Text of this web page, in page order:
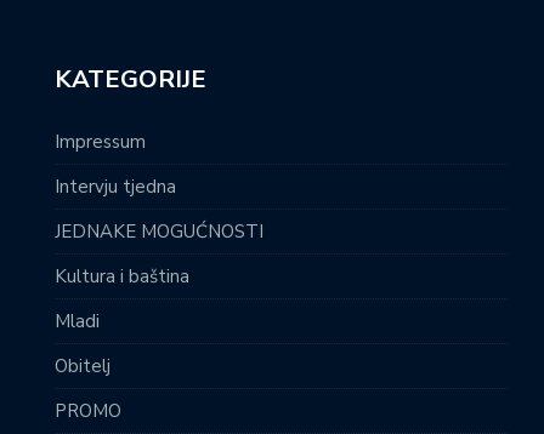
KATEGORIJE
Impressum
Intervju tjedna
JEDNAKE MOGUĆNOSTI
Kultura i baština
Mladi
Obitelj
PROMO